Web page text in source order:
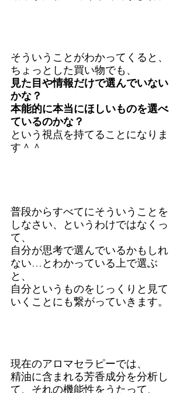
そういうことがわかってくると、
ちょっとした買い物でも、
見た目や情報だけで選んでいない
かな？
本能的に本当にほしいものを選べ
ているのかな？
という視点を持てることになりま
す＾＾
普段からすべてにそういうことを
しなさい、というわけではなくっ
て、
自分が思考で選んでいるかもしれ
ない…とわかっている上で選ぶ
と、
自分というものをじっくりと見て
いくことにも繋がっていきます。
現在のアロマセラピーでは、
精油に含まれる芳香成分を分析し
て、それの機能性をうたって、